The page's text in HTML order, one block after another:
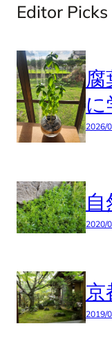
Editor Picks
腐
に
2026/
2020/
京
2019/